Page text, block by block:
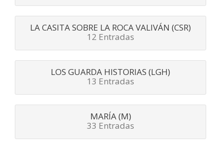
LA CASITA SOBRE LA ROCA VALIVÁN (CSR)
12 Entradas
LOS GUARDA HISTORIAS (LGH)
13 Entradas
MARÍA (M)
33 Entradas